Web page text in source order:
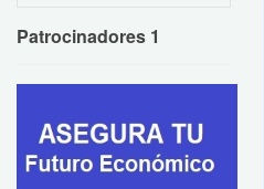
Patrocinadores 1